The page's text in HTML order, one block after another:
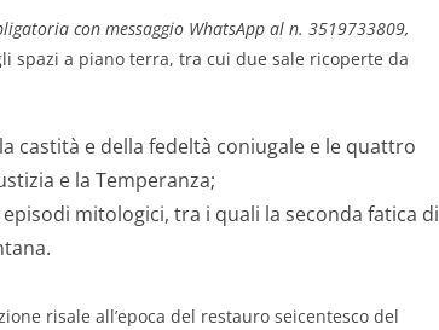
con messaggio WhatsApp al n. 3519733809,
spazi a piano terra, tra cui due sale ricoperte da
castità e della fedeltà coniugale e le quattro
e la Temperanza;
mitologici, tra i quali la seconda fatica di
risale all’epoca del restauro seicentesco del